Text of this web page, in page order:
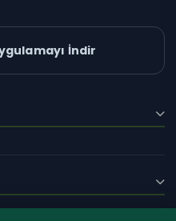
Ol
zaman abonelikten çıkabilirsiniz.
İndir